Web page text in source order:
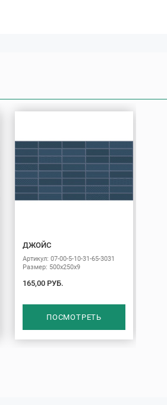
ДЖОЙС
Артикул: 07-00-5-10-31-65-3031
Размер: 500х250х9
165,00 РУБ.
ПОСМОТРЕТЬ